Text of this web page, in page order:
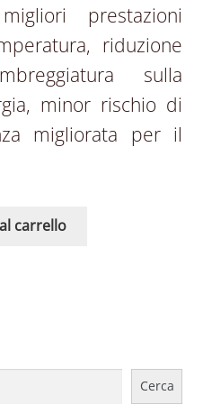
prestazioni
riduzione
sulla
minor rischio di
migliorata per il
carrello
Cerca